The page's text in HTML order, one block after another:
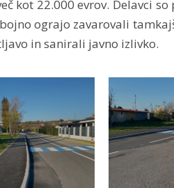
kot 22.000 evrov. Delavci
ograjo zavarovali
in sanirali javno izlivko.